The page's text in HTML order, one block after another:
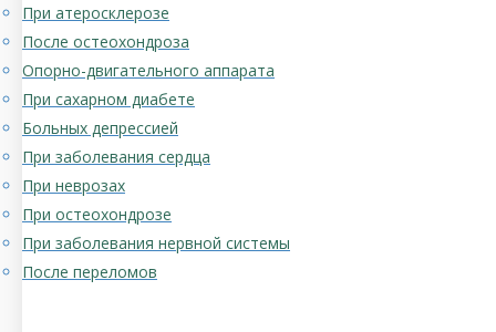
При атеросклерозе
После остеохондроза
Опорно-двигательного аппарата
При сахарном диабете
Больных депрессией
При заболевания сердца
При неврозах
При остеохондрозе
При заболевания нервной системы
После переломов